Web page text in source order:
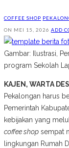
COFFEE SHOP
ON MEI 15, 2026 ADD
Gambar: Ilustrasi,
program Sekolah
KAJEN, WARTA
Pekalongan harus
Pemerintah
kebijakan yang
coffee shop sempat
lingkungan Rumah